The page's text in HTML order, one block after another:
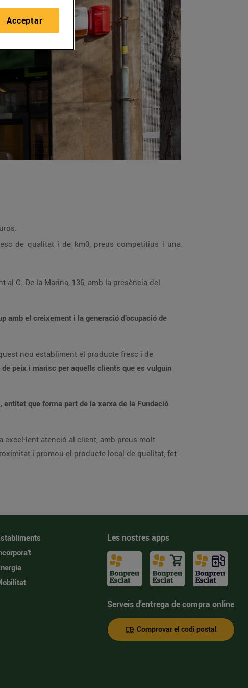
de qualitat i de km0, preus competitius i una
C. De la Marina, 136, amb la presència del
amb el creixement i la generació d’ocupació de
nou establiment el producte fresc i de
peix i marisc per aquells clients que es vulguin
entitat que forma part de la xarxa de la Fundació
atenció al client, amb preus molt
i promou el producte local de qualitat, fet
Les nostres apps
Serveis d'entrega de compra online
Comprovar el codi postal
Acceptar